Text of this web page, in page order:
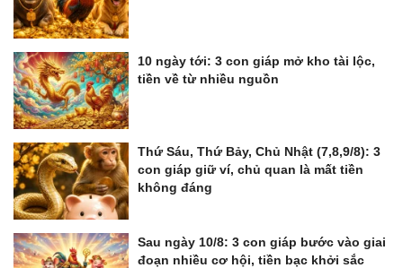
10 ngày tới: 3 con giáp mở kho tài lộc,
tiền về từ nhiều nguồn
Thứ Sáu, Thứ Bảy, Chủ Nhật (7,8,9/8): 3
con giáp giữ ví, chủ quan là mất tiền
không đáng
Sau ngày 10/8: 3 con giáp bước vào giai
đoạn nhiều cơ hội, tiền bạc khởi sắc